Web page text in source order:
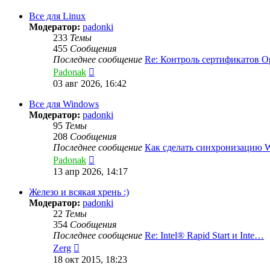
Все для Linux
Модератор: padonki
233 Темы
455 Сообщения
Последнее сообщение Re: Контроль сертификатов
Padonak
к
последнему
сообщению
03 авг 2026, 16:42
Все для Windows
Модератор: padonki
95 Темы
208 Сообщения
Последнее сообщение Как сделать синхронизацию
Padonak
к
последнему
сообщению
13 апр 2026, 14:17
Железо и всякая хрень :)
Модератор: padonki
22 Темы
354 Сообщения
Последнее сообщение Re: Intel® Rapid Start и Inte…
Zerg
к
последнему
18 окт 2015, 18:23